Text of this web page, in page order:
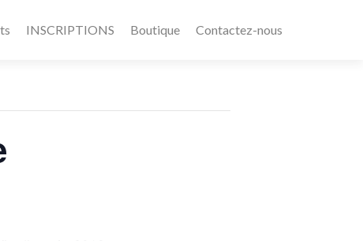
INSCRIPTIONS Boutique Contactez-nous